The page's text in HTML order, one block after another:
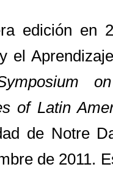
edición en
el
of Latin
de Notre
de 2011.